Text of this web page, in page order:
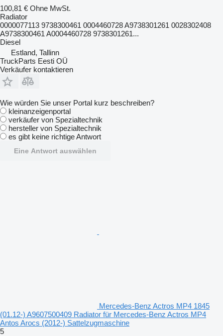
100,81 € Ohne MwSt.
Radiator
0000077113 9738300461 0004460728 A9738301261 0028302408
A9738300461 A0004460728 9738301261...
Diesel
Estland, Tallinn
TruckParts Eesti OÜ
Verkäufer kontaktieren
Wie würden Sie unser Portal kurz beschreiben?
kleinanzeigenportal
verkäufer von Spezialtechnik
hersteller von Spezialtechnik
es gibt keine richtige Antwort
Eine Antwort auswählen
Mercedes-Benz Actros MP4 1845
(01.12-) A9607500409 Radiator für Mercedes-Benz Actros MP4
Antos Arocs (2012-) Sattelzugmaschine
5